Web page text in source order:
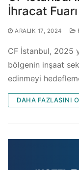
İhracat Fuarı
ARALIK 17, 2024
CF İstanbul, 2025
bölgenin inşaat
edinmeyi
DAHA FAZLASINI